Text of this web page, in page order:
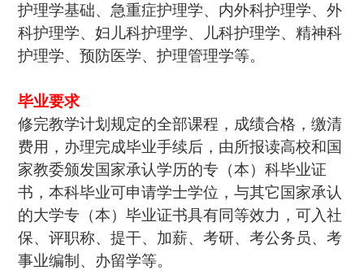
护理学基础、急重症护理学、内外科护理学、外
科护理学、妇儿科护理学、儿科护理学、精神科
护理学、预防医学、护理管理学等。
毕业要求
修完教学计划规定的全部课程，成绩合格，缴清
费用，办理完成毕业手续后，由所报读高校和国
家教委颁发国家承认学历的专（本）科毕业证
书，本科毕业可申请学士学位，与其它国家承认
的大学专（本）毕业证书具有同等效力，可入社
保、评职称、提干、加薪、考研、考公务员、考
事业编制、办留学等。